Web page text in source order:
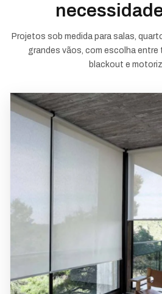
Projetos sob medida para salas,
grandes vãos, com escolha entre
blackout e